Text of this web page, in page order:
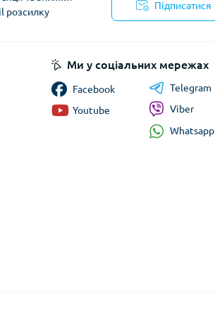
розсилку
Підписатися
Ми у соціальних мережах
Facebook
Youtube
Telegram
Viber
Whatsapp